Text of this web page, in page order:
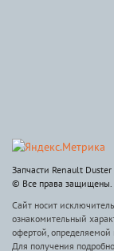
Запчасти Renault Duster
© Все права защищены.
Сайт носит
ознакомительный
офертой, определяемой
Для получения